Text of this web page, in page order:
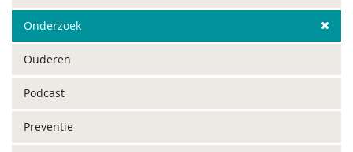
Onderzoek
Ouderen
Podcast
Preventie